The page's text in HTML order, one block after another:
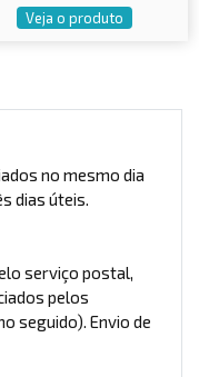
Veja o produto
no mesmo dia
dias úteis.
serviço postal,
pelos
seguido). Envio de